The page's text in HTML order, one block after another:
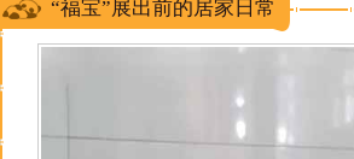
“福宝”展出前的居家日常